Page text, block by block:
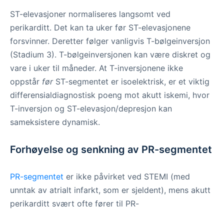
ST-elevasjoner normaliseres langsomt ved
perikarditt. Det kan ta uker før ST-elevasjonene
forsvinner. Deretter følger vanligvis T-bølgeinversjon
(Stadium 3). T-bølgeinversjonen kan være diskret og
vare i uker til måneder. At T-inversjonene ikke
oppstår førST-segmentet er isoelektrisk, er et viktig
differensialdiagnostisk poeng mot akutt iskemi, hvor
T-inversjon og ST-elevasjon/depresjon kan
sameksistere dynamisk.
Forhøyelse og senkning av PR-segmentet
PR-segmentet er ikke påvirket ved STEMI (med
unntak av atrialt infarkt, som er sjeldent), mens akutt
perikarditt svært ofte fører til PR-